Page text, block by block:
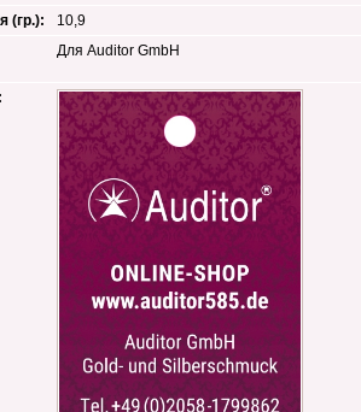
(гр.):
10,9
Для Auditor GmbH